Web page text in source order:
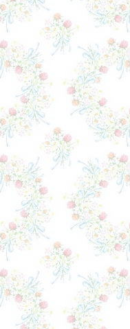
มาตรฐาน
Reggae Ambassador -
Third World ... ความห
The Shadow of Your
- Tony Bennett ... หลัก
กิโลเมตรที่ 359 "รอยยิ้มที่
ไม่มีวันลืม"
You Never Gave Up
- Crystal Gayle ... หลัก
กิโลเมตรที่ 358 เขียนใ
You're Only Lonely -
Souther ... ตะพาบหลัก
กิโลเมตรที่ 357
After All - Cher and
Cetera ... ตะพาบหลัก
กิโลเมตรที่ 356
People Are Crazy - Billy
Currington ... ตะพาบ
in 1"
The last farewell -
Whittaker ... ความหมา
Hit the road Jack! - Ray
Charles ... ความหมา